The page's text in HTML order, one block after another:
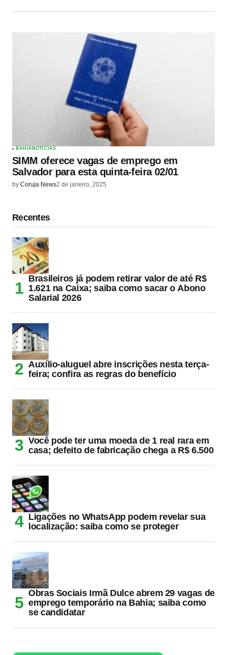
BAHIANOTÍCIAS
SIMM oferece vagas de emprego em
Salvador para esta quinta-feira 02/01
by Coruja News2 de janeiro, 2025
Recentes
Brasileiros já podem retirar valor de até R$
1.621 na Caixa; saiba como sacar o Abono
Salarial 2026
Auxílio-aluguel abre inscrições nesta terça-
feira; confira as regras do benefício
Você pode ter uma moeda de 1 real rara em
casa; defeito de fabricação chega a R$ 6.500
Ligações no WhatsApp podem revelar sua
localização: saiba como se proteger
Obras Sociais Irmã Dulce abrem 29 vagas de
emprego temporário na Bahia; saiba como
se candidatar